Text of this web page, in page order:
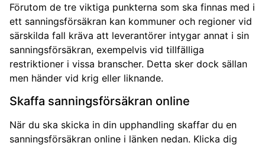
Förutom de tre viktiga punkterna som ska finnas med i
ett sanningsförsäkran kan kommuner och regioner vid
särskilda fall kräva att leverantörer intygar annat i sin
sanningsförsäkran, exempelvis vid tillfälliga
restriktioner i vissa branscher. Detta sker dock sällan
men händer vid krig eller liknande.
Skaffa sanningsförsäkran online
När du ska skicka in din upphandling skaffar du en
sanningsförsäkran online i länken nedan. Klicka dig